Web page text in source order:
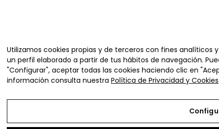
Utilizamos cookies propias y de terceros con fines
un perfil elaborado a partir de tus hábitos de navegación.
"Configurar", aceptar todas las cookies haciendo clic en
información consulta nuestra Política de Privacidad y Cookies